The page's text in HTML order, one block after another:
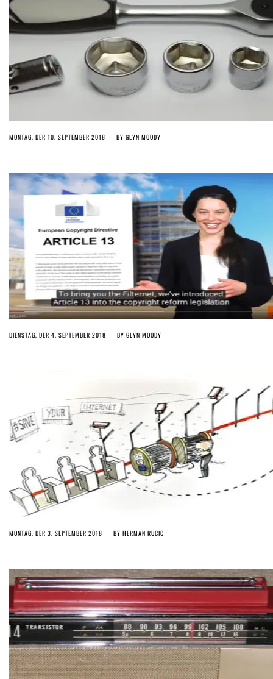
MONTAG, DER 10. SEPTEMBER 2018 BY GLYN MOODY
DIENSTAG, DER 4. SEPTEMBER 2018 BY GLYN MOODY
MONTAG, DER 3. SEPTEMBER 2018 BY HERMAN RUCIC